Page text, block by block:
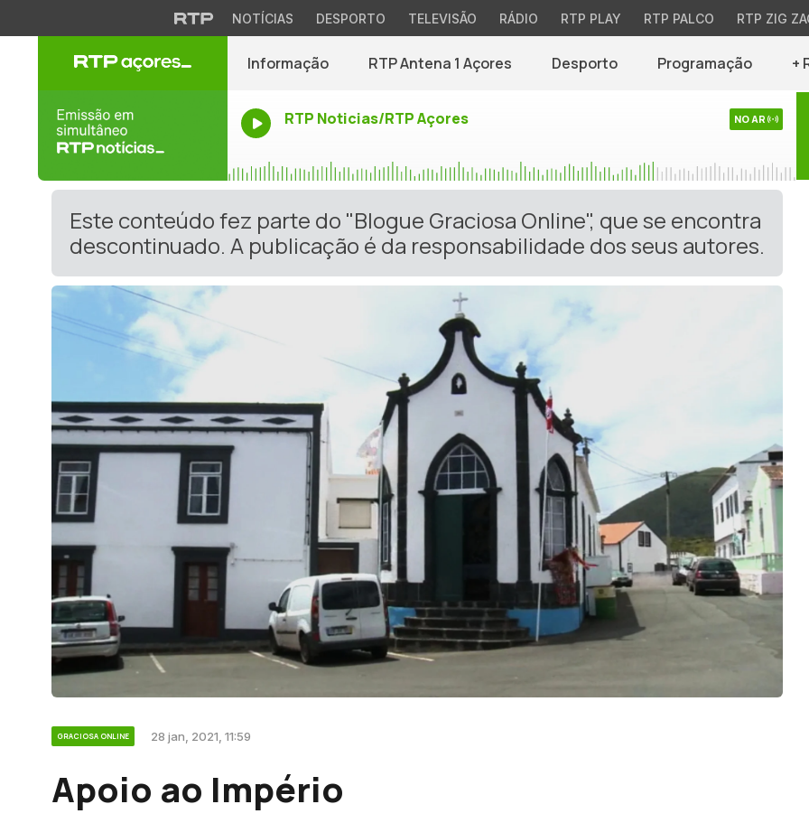
NOTÍCIAS DESPORTO TELEVISÃO RÁDIO RTP PLAY RTP PALCO RTP ZIG
Informação RTP Antena 1 Açores Desporto Programação +
RTP Noticias/RTP Açores NO AR
Este conteúdo fez parte do "Blogue Graciosa Online", que se encontra
descontinuado. A publicação é da responsabilidade dos seus autores.
GRACIOSA ONLINE 28 jan, 2021, 11:59
Apoio ao Império